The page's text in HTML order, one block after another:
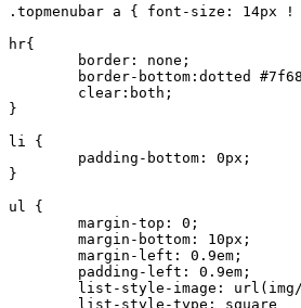
.topmenubar a { font-size: 14px
hr{
}
li {
}
ul {